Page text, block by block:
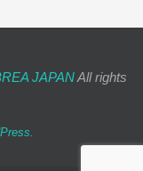
JAPANAll rights